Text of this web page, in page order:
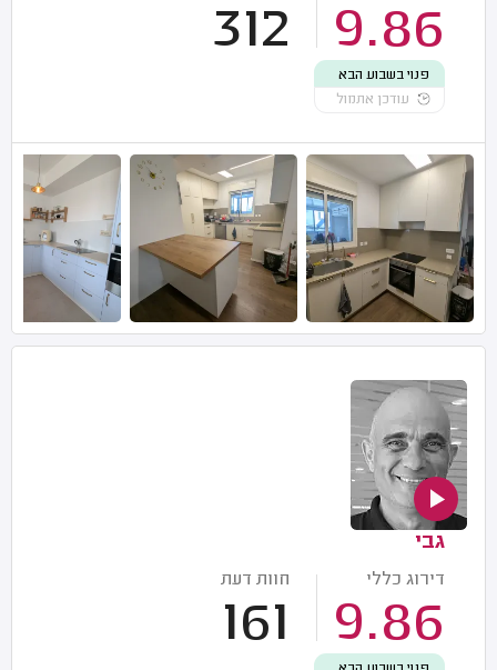
9.86
312
פנוי בשבוע הבא
עודכן אתמול
גבי
דירוג כללי
9.86
חוות דעת
161